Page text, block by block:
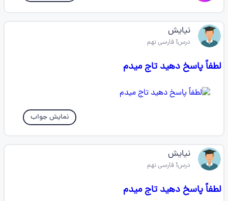
نیایش
درس1 فارسی نهم
لطفاً پاسخ دهید تاج میدم
نمایش جواب
نیایش
درس1 فارسی نهم
لطفاً پاسخ دهید تاج میدم